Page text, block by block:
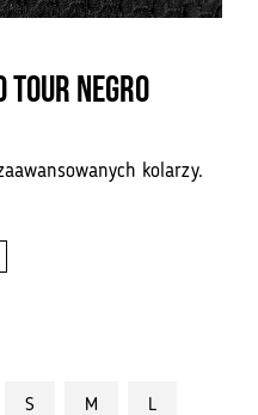
Tour Negro
kolarzy.
S M L